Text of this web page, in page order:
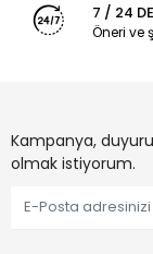
7 / 24
Öneri ve
Kampanya,
olmak istiyorum.